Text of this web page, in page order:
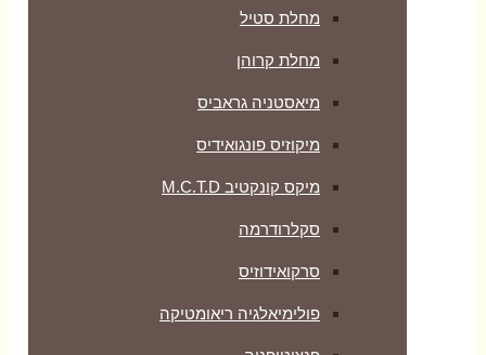
מחלת סטיל
מחלת קרוהן
מיאסטניה גראביס
מיקוזיס פונגואידיס
מיקס קונקטיב M.C.T.D
סקלרודרמה
סרקואידוזיס
פולימיאלגיה ריאומטיקה